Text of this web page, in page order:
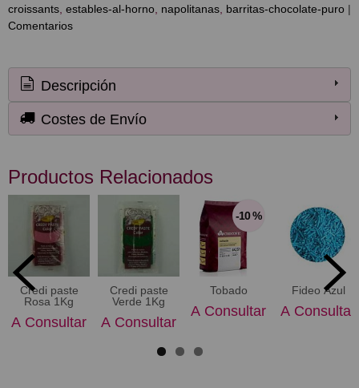
croissants estables-al-horno napolitanas barritas-chocolate-puro |
Comentarios
Descripción
Costes de Envío
Productos Relacionados
Credi paste
Rosa 1Kg
A Consultar
Credi paste
Verde 1Kg
A Consultar
-10 %
Tobado
A Consultar
Fideo Azul
A Consultar